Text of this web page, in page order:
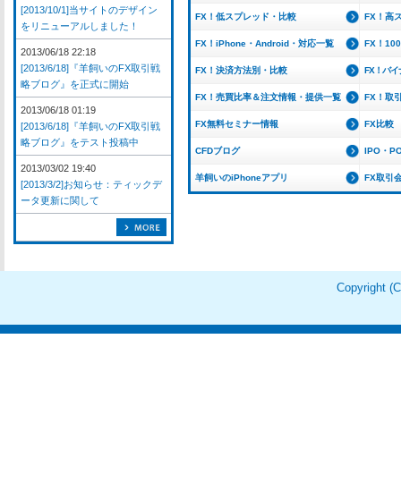
FX！低スプレッド・比較 FX！高
FX！iPhone・Android・対応一覧 FX！
FX！決済方法別・比較 FX！バイ
FX！売買比率＆注文情報・提供一覧 FX！取
FX無料セミナー情報 FX比較
CFDブログ IPO・
羊飼いのiPhoneアプリ FX取引
[2013/10/1]当サイトのデザイン
をリニューアルしました！
2013/06/18 22:18
[2013/6/18]『羊飼いのFX取引戦
略ブログ』を正式に開始
2013/06/18 01:19
[2013/6/18]『羊飼いのFX取引戦
略ブログ』をテスト投稿中
2013/03/02 19:40
[2013/3/2]お知らせ：ティックデ
ータ更新に関して
Copyright